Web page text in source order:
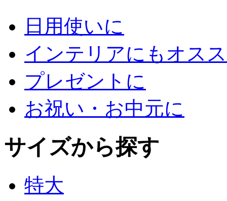
日用使いに
インテリアにもオス
プレゼントに
お祝い・お中元に
サイズから探す
特大